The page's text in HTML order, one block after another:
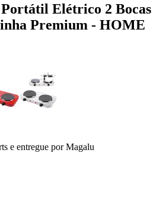
Elétrico 2 Bocas
Premium - HOME
e entregue por Magalu